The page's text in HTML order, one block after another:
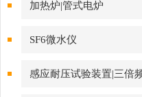
加热炉|管式电炉
SF6微水仪
感应耐压试验装置|三倍